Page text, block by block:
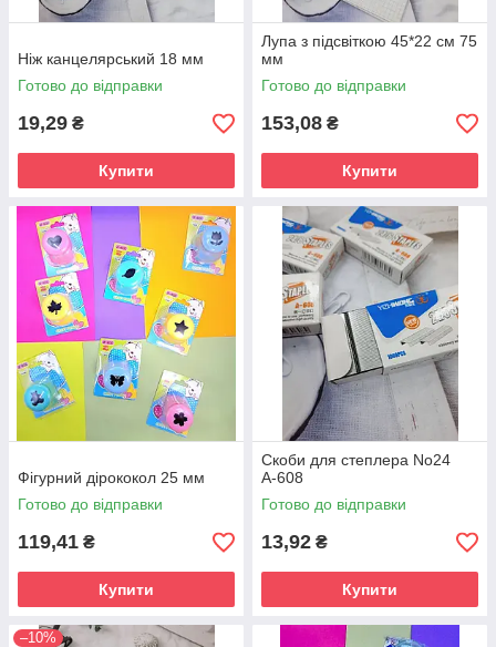
Ніж канцелярський 18 мм
Готово до відправки
19,29 ₴
Купити
Лупа з підсвіткою 45*22 см 75
мм
Готово до відправки
153,08 ₴
Купити
Фігурний дірококол 25 мм
Готово до відправки
119,41 ₴
Купити
Скоби для степлера No24
А-608
Готово до відправки
13,92 ₴
Купити
–10%